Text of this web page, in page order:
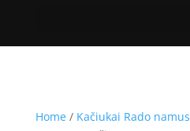
Home/ Kačiukai Rado namus